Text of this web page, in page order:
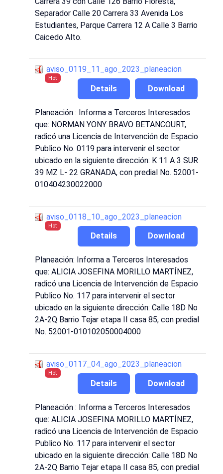
Separador Calle 20 Carrera 33 Avenida Los
Estudiantes, Parque Carrera 12 A Calle 3 Barrio
Caicedo Alto.
aviso_0119_11_ago_2023_planeacion
Hot
Download
Details
Planeación : Informa a Terceros Interesados
que: NORMAN YONY BRAVO BETANCOURT,
radicó una Licencia de Intervención de Espacio
Publico No. 0119 para intervenir el sector
ubicado en la siguiente dirección: K 11 A 3 SUR
39 MZ L- 22 GRANADA, con predial No. 52001-
010404230022000
aviso_0118_10_ago_2023_planeacion
Hot
Download
Details
Planeación: Informa a Terceros Interesados
que: ALICIA JOSEFINA MORILLO MARTÍNEZ,
radicó una Licencia de Intervención de Espacio
Publico No. 117 para intervenir el sector
ubicado en la siguiente dirección: Calle 18D No
2A-2Q Barrio Tejar etapa II casa 85, con predial
No. 52001-010102050004000
aviso_0117_04_ago_2023_planeacion
Hot
Download
Details
Planeación : Informa a Terceros Interesados
que: ALICIA JOSEFINA MORILLO MARTÍNEZ,
radicó una Licencia de Intervención de Espacio
Publico No. 117 para intervenir el sector
ubicado en la siguiente dirección: Calle 18D No
2A-2Q Barrio Tejar etapa II casa 85, con predial